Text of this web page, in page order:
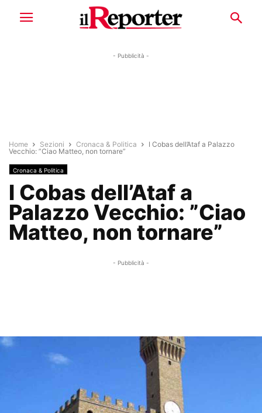
- Pubblicità -
Home Sezioni Cronaca & Politica
I Cobas dell’Ataf a Palazzo
Vecchio: ”Ciao Matteo, non tornare”
Cronaca & Politica
I Cobas dell’Ataf a
Palazzo Vecchio: ”Ciao
Matteo, non tornare”
- Pubblicità -